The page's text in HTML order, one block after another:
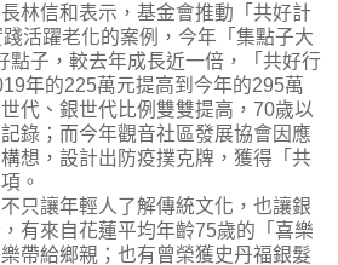
林信和表示，基金會推動「共好計
活躍老化的案例，今年「集點子大
點子，較去年成長近一倍，「共好行
年的225萬元提高到今年的295萬
代、銀世代比例雙雙提高，70歲以
錄；而今年觀音社區發展協會因應
想，設計出防疫撲克牌，獲得「共
。
只讓年輕人了解傳統文化，也讓銀
有來自花蓮平均年齡75歲的「喜樂
帶給鄉親；也有曾榮獲史丹福銀髮